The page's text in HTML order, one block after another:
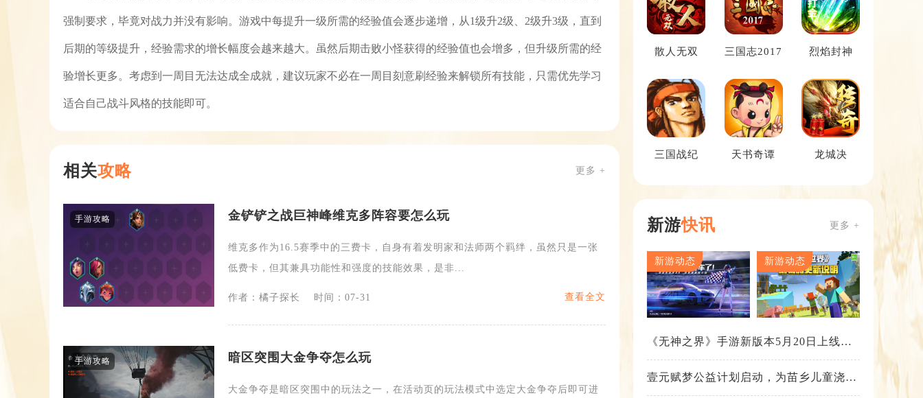
强制要求，毕竟对战力并没有影响。游戏中每提升一级所需的经验值会逐步递增，从1级升2级、2级升3级，直到
后期的等级提升，经验需求的增长幅度会越来越大。虽然后期击败小怪获得的经验值也会增多，但升级所需的经
验增长更多。考虑到一周目无法达成全成就，建议玩家不必在一周目刻意刷经验来解锁所有技能，只需优先学习
适合自己战斗风格的技能即可。
相关攻略 更多 +
手游攻略 金铲铲之战巨神峰维克多阵容要怎么玩
维克多作为16.5赛季中的三费卡，自身有着发明家和法师两个羁绊，虽然只是一张
低费卡，但其兼具功能性和强度的技能效果，是非...
作者：橘子探长 时间：07-31 查看全文
手游攻略 暗区突围大金争夺怎么玩
大金争夺是暗区突围中的玩法之一，在活动页的玩法模式中选定大金争夺后即可进
散人无双 三国志2017 烈焰封神
三国战纪 天书奇谭 龙城决
新游快讯 更多 +
新游动态 新游动态
《无神之界》手游新版本5月20日上线，
壹元赋梦公益计划启动，为苗乡儿童浇筑